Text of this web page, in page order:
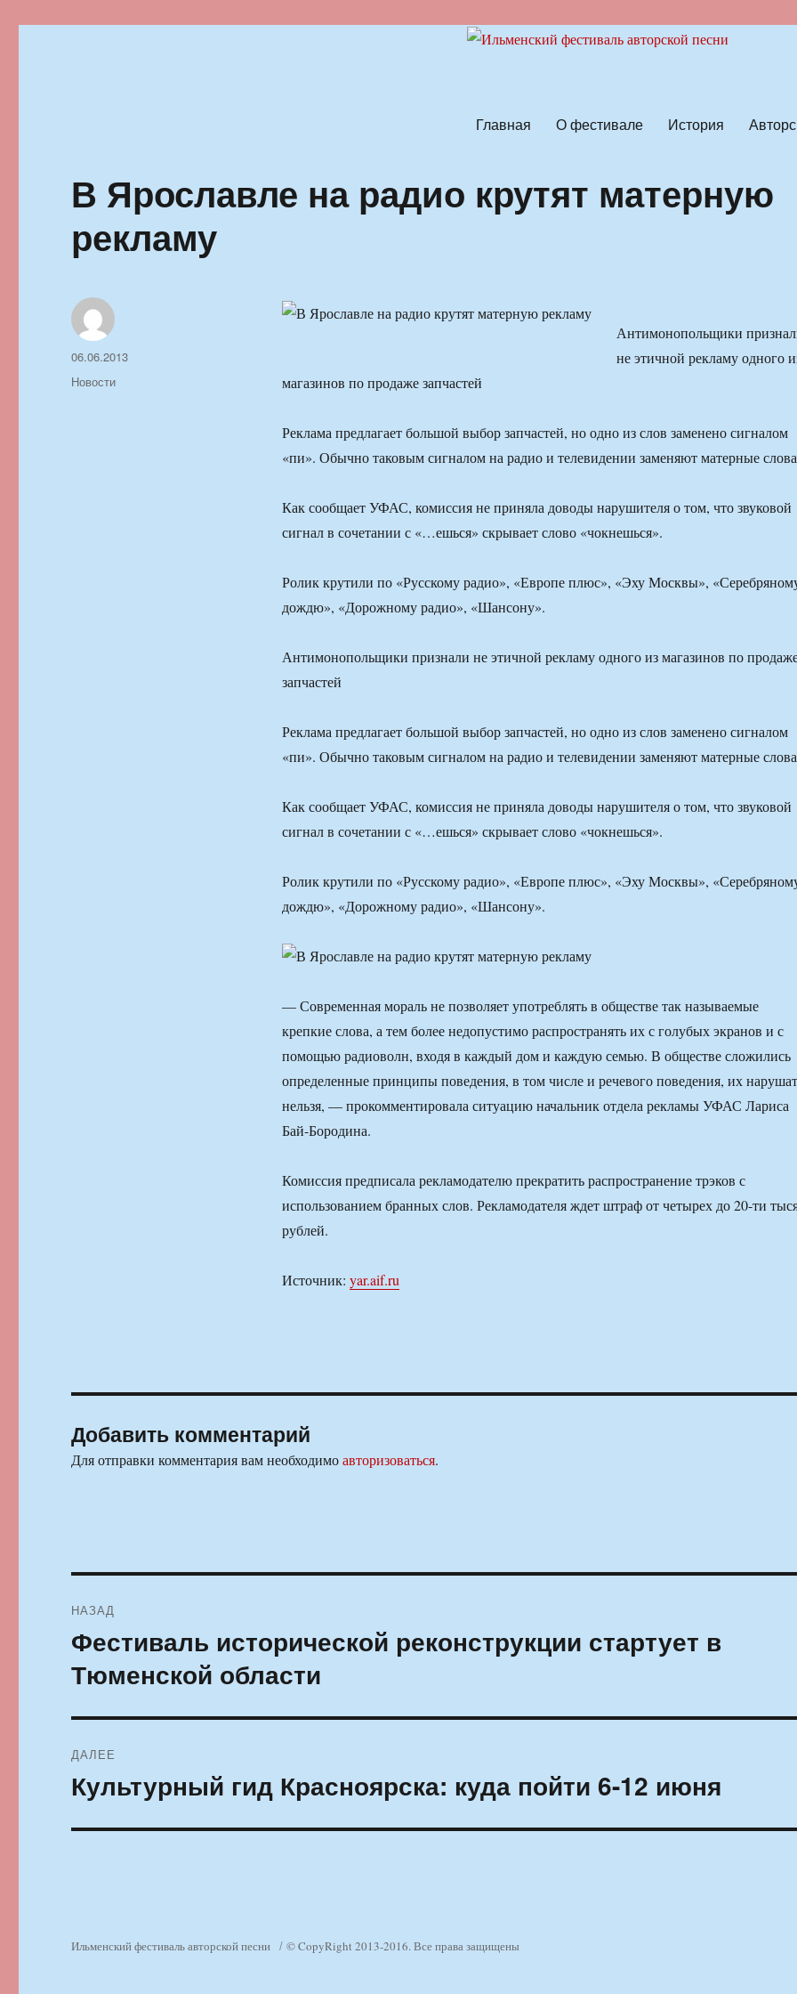
Главная О фестивале История
В Ярославле на радио крутят матерную
рекламу
Антимонопольщики
не этичной рекламу одного
магазинов по продаже запчастей
Реклама предлагает большой выбор запчастей, но одно из слов заменено сигналом
«пи». Обычно таковым сигналом на радио и телевидении заменяют матерные
Как сообщает УФАС, комиссия не приняла доводы нарушителя о том, что звуковой
сигнал в сочетании с «…ешься» скрывает слово «чокнешься».
Ролик крутили по «Русскому радио», «Европе плюс», «Эху Москвы»,
дождю», «Дорожному радио», «Шансону».
Антимонопольщики признали не этичной рекламу одного из магазинов по
запчастей
Реклама предлагает большой выбор запчастей, но одно из слов заменено сигналом
«пи». Обычно таковым сигналом на радио и телевидении заменяют матерные
Как сообщает УФАС, комиссия не приняла доводы нарушителя о том, что звуковой
сигнал в сочетании с «…ешься» скрывает слово «чокнешься».
Ролик крутили по «Русскому радио», «Европе плюс», «Эху Москвы»,
дождю», «Дорожному радио», «Шансону».
— Современная мораль не позволяет употреблять в обществе так называемые
крепкие слова, а тем более недопустимо распространять их с голубых экранов и с
помощью радиоволн, входя в каждый дом и каждую семью. В обществе сложились
определенные принципы поведения, в том числе и речевого поведения, их
нельзя, — прокомментировала ситуацию начальник отдела рекламы УФАС Лариса
Бай-Бородина.
Комиссия предписала рекламодателю прекратить распространение трэков с
использованием бранных слов. Рекламодателя ждет штраф от четырех до 20-ти
рублей.
Источник: yar.aif.ru
Автор
Опубликовано
06.06.2013
Рубрики
Новости
Добавить комментарий
Для отправки комментария вам необходимоавторизоваться.
по
записям
НАЗАД
Предыдущая
Фестиваль исторической реконструкции стартует в
Тюменской области
ДАЛЕЕ
Следующая
запись:
Культурный гид Красноярска: куда пойти 6-12 июня
Ильменский фестиваль авторской песни © CopyRight 2013-2016. Все права защищены